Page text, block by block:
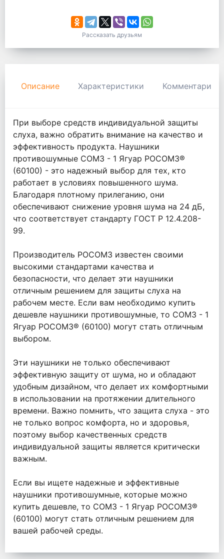
Рассказать друзьям
Описание Характеристики Комментарии
При выборе средств индивидуальной защиты
слуха, важно обратить внимание на качество и
эффективность продукта. Наушники
противошумные СОМЗ - 1 Ягуар РОСОМЗ®
(60100) - это надежный выбор для тех, кто
работает в условиях повышенного шума.
Благодаря плотному прилеганию, они
обеспечивают снижение уровня шума на 24 дБ,
что соответствует стандарту ГОСТ Р 12.4.208-
99.
Производитель РОСОМЗ известен своими
высокими стандартами качества и
безопасности, что делает эти наушники
отличным решением для защиты слуха на
рабочем месте. Если вам необходимо купить
дешевле наушники противошумные, то СОМЗ - 1
Ягуар РОСОМЗ® (60100) могут стать отличным
выбором.
Эти наушники не только обеспечивают
эффективную защиту от шума, но и обладают
удобным дизайном, что делает их комфортными
в использовании на протяжении длительного
времени. Важно помнить, что защита слуха - это
не только вопрос комфорта, но и здоровья,
поэтому выбор качественных средств
индивидуальной защиты является критически
важным.
Если вы ищете надежные и эффективные
наушники противошумные, которые можно
купить дешевле, то СОМЗ - 1 Ягуар РОСОМЗ®
(60100) могут стать отличным решением для
вашей рабочей среды.